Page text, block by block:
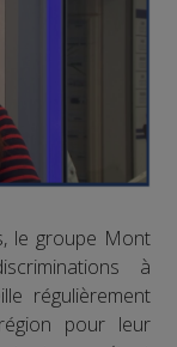
le groupe Mont
à
régulièrement
pour leur